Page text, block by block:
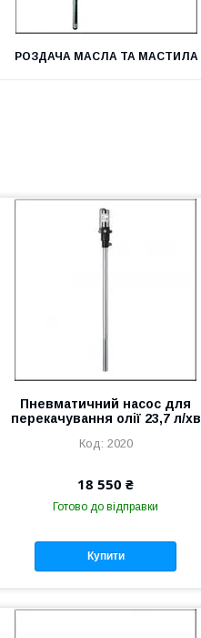
РОЗДАЧА МАСЛА ТА МАСТИЛА
Пневматичний насос для
перекачування олії 23,7 л/хв
2020
18 550 ₴
Готово до відправки
Купити